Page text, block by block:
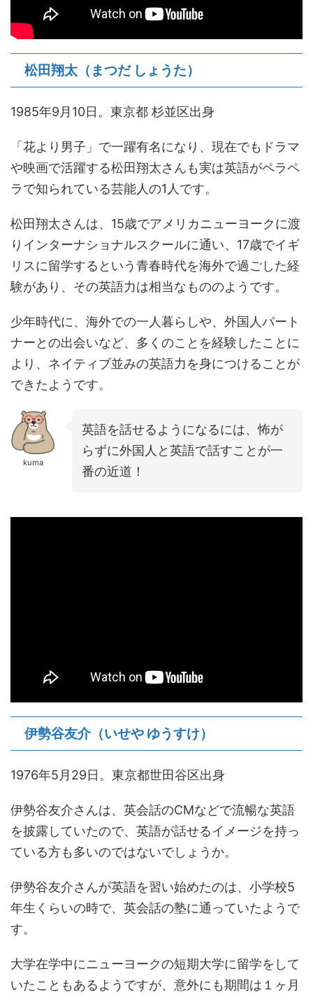
松田翔太（まつだ しょうた）
1985年9月10日。東京都 杉並区出身
「花より男子」で一躍有名になり、現在でもドラマ
や映画で活躍する松田翔太さんも実は英語がペラペ
ラで知られている芸能人の1人です。
松田翔太さんは、15歳でアメリカニューヨークに渡
りインターナショナルスクールに通い、17歳でイギ
リスに留学するという青春時代を海外で過ごした経
験があり、その英語力は相当なもののようです。
少年時代に、海外での一人暮らしや、外国人パート
ナーとの出会いなど、多くのことを経験したことに
より、ネイティブ並みの英語力を身につけることが
できたようです。
kuma
英語を話せるようになるには、怖が
らずに外国人と英語で話すことが一
番の近道！
伊勢谷友介（いせや ゆうすけ）
1976年5月29日。東京都世田谷区出身
伊勢谷友介さんは、英会話のCMなどで流暢な英語
を披露していたので、英語が話せるイメージを持っ
ている方も多いのではないでしょうか。
伊勢谷友介さんが英語を習い始めたのは、小学校5
年生くらいの時で、英会話の塾に通っていたようで
す。
大学在学中にニューヨークの短期大学に留学をして
いたこともあるようですが、意外にも期間は１ヶ月